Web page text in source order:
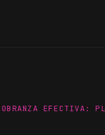
EFECTIVA: